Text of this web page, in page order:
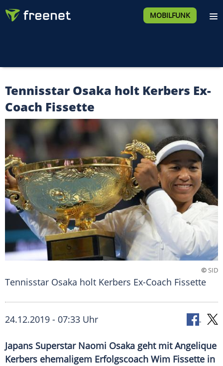
MOBILFUNK
Tennisstar Osaka holt Kerbers Ex-
Coach Fissette
©SID
Tennisstar Osaka holt Kerbers Ex-Coach Fissette
24.12.2019 - 07:33 Uhr
Japans Superstar Naomi Osaka geht mit Angelique
Kerbers ehemaligem Erfolgscoach Wim Fissette in